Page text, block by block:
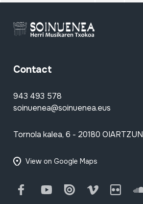
Contact
943 493 578
soinuenea@soinuenea.eus
Tornola kalea, 6 - 20180 OIARTZUN
View on Google Maps
FacebookYoutube Issuu Vimeo Flickr